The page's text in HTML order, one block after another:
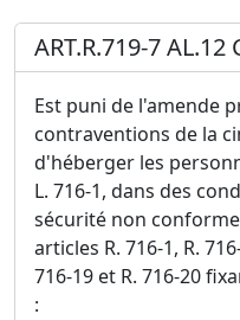
ART.R.719-7 AL.12
Est puni de l'amende
contraventions de la
d'héberger les
L. 716-1, dans des
sécurité non
articles R. 716-1, R.
716-19 et R. 716-20
: